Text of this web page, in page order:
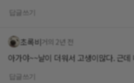
초록비 거의 2년 전
아가야~~날이 더워서 고생이많다. 근